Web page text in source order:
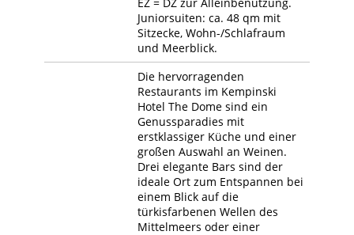
Juniorsuiten: ca. 48 qm mit
Sitzecke, Wohn-/Schlafraum
und Meerblick.
Die hervorragenden
Restaurants im Kempinski
Hotel The Dome sind ein
Genussparadies mit
erstklassiger Küche und einer
großen Auswahl an Weinen.
Drei elegante Bars sind der
ideale Ort zum Entspannen bei
einem Blick auf die
türkisfarbenen Wellen des
Mittelmeers oder einer